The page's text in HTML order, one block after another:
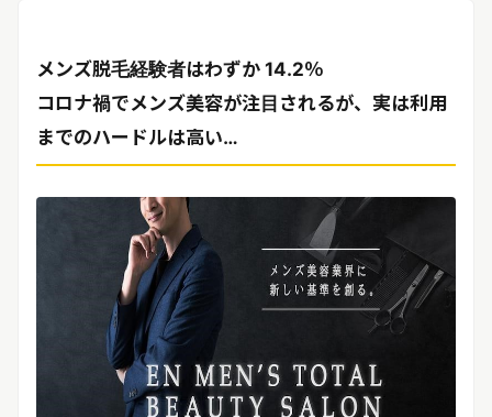
メンズ脱毛経験者はわずか 14.2％
コロナ禍でメンズ美容が注目されるが、実は利用
までのハードルは高い…